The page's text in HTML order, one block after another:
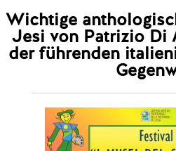
Wichtige
Jesi von Patrizio Di
der führenden